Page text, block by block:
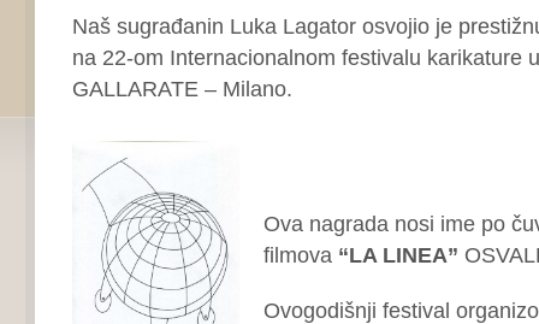
Naš sugrađanin Luka Lagator osvojio je
na 22-om Internacionalnom festivalu karikature
GALLARATE – Milano.
Ova nagrada nosi ime po
filmova “LA LINEA”
Ovogodišnji festival